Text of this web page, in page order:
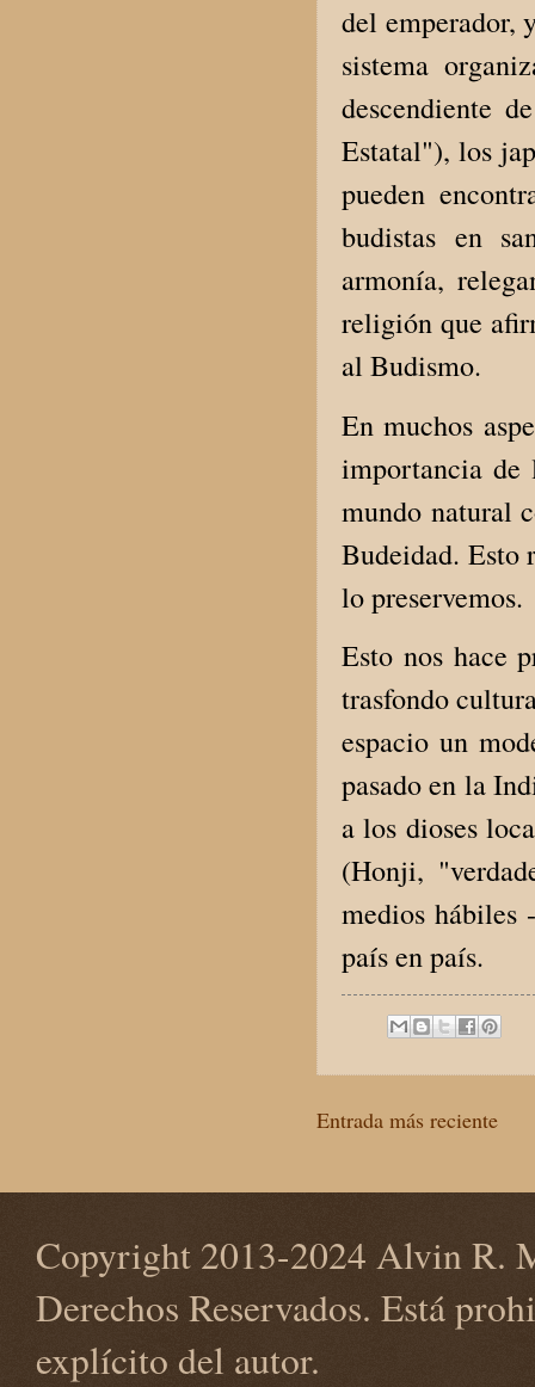
del emperador,
sistema
descendiente
Estatal"), los
pueden
budistas en
armonía,
religión que
al Budismo.
En muchos
importancia de
mundo natural
Budeidad. Esto
lo preservemos.
Esto nos hace
trasfondo
espacio un
pasado en la
a los dioses
(Honji,
medios hábiles
país en país.
Entrada más reciente
Copyright 2013-2024 Alvin R.
Derechos Reservados. Está
explícito del autor.